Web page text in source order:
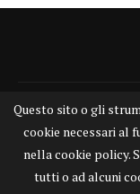
Home Chi
KONGnews
Questo sito o gli
cookie necessari al
nella cookie policy.
tutti o ad alcuni